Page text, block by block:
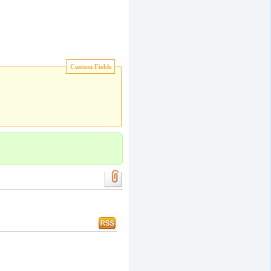
Custom Fields